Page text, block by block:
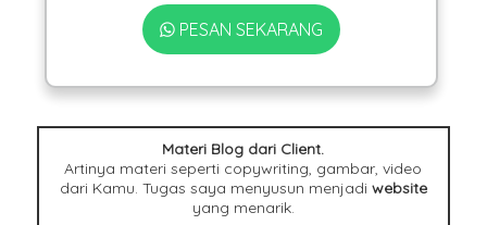
PESAN SEKARANG
Materi Blog dari Client.
Artinya materi seperti copywriting, gambar, video
dari Kamu. Tugas saya menyusun menjadi website
yang menarik.